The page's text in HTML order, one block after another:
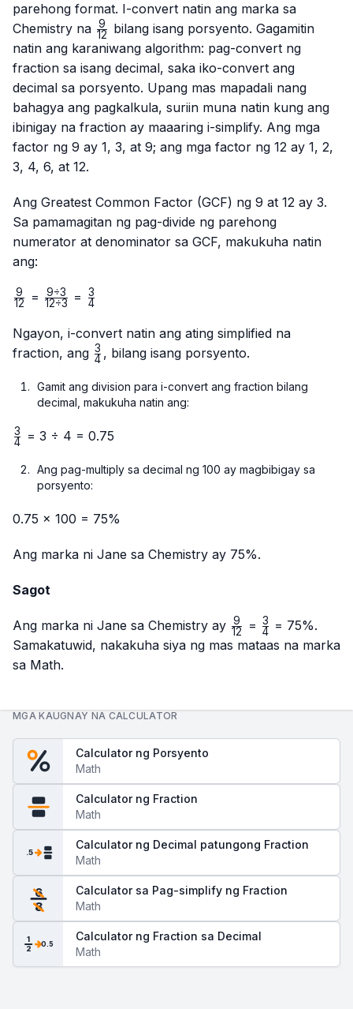
parehong format. I-convert natin ang marka sa
Chemistry na \frac{9}
{12}
12
9
bilang isang porsyento. Gagamitin
natin ang karaniwang algorithm: pag-convert ng
fraction sa isang decimal, saka iko-convert ang
decimal sa porsyento. Upang mas mapadali nang
bahagya ang pagkalkula, suriin muna natin kung ang
ibinigay na fraction ay maaaring i-simplify. Ang mga
factor ng 9 ay 1, 3, at 9; ang mga factor ng 12 ay 1, 2,
3, 4, 6, at 12.
Ang Greatest Common Factor (GCF) ng 9 at 12 ay 3.
Sa pamamagitan ng pag-divide ng parehong
numerator at denominator sa GCF, makukuha natin
ang:
\frac{9}
12
9 = \frac{9
{12 ÷
3}
12÷3
9÷3 = \frac{3}
4
3
Ngayon, i-convert natin ang ating simplified na
fraction, ang \frac{3}
4
3 , bilang isang porsyento.
Gamit ang division para i-convert ang fraction bilang
decimal, makukuha natin ang:
\frac{3}
4
3 = 3 ÷ 4 = 0.75
Ang pag-multiply sa decimal ng 100 ay magbibigay sa
porsyento:
0.75 × 100 = 75%
Ang marka ni Jane sa Chemistry ay 75%.
Sagot
Ang marka ni Jane sa Chemistry ay \frac{9}
{12}
12
9 = \frac{3}
{4}
4
3
= 75%.
Samakatuwid, nakakuha siya ng mas mataas na marka
sa Math.
MGA KAUGNAY NA CALCULATOR
Calculator ng Porsyento
Math
Calculator ng Fraction
Math
.5
Calculator ng Decimal patungong Fraction
Math
6
8
Calculator sa Pag-simplify ng Fraction
Math
1
2 0.5
Calculator ng Fraction sa Decimal
Math